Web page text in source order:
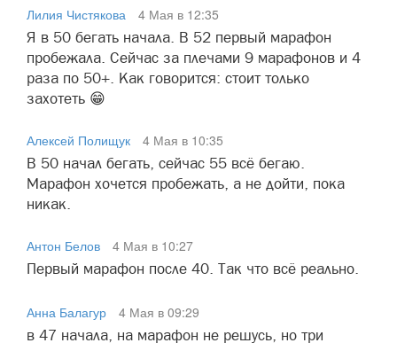
Лилия Чистякова
4 Мая в 12:35
Я в 50 бегать начала. В 52 первый марафон
пробежала. Сейчас за плечами 9 марафонов и 4
раза по 50+. Как говорится: стоит только
захотеть 😁
Алексей Полищук
4 Мая в 10:35
В 50 начал бегать, сейчас 55 всё бегаю.
Марафон хочется пробежать, а не дойти, пока
никак.
Антон Белов
4 Мая в 10:27
Первый марафон после 40. Так что всё реально.
Анна Балагур
4 Мая в 09:29
в 47 начала, на марафон не решусь, но три